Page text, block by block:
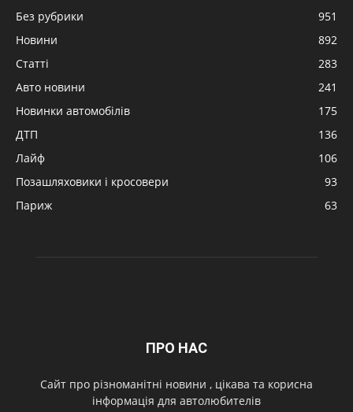
Без рубрики
951
Новини
892
Статті
283
Авто новини
241
Новинки автомобілів
175
ДТП
136
Лайф
106
Позашляховики і кросовери
93
Париж
63
ПРО НАС
Cайт про різноманітні новини , цікава та корисна
інформація для автолюбителів